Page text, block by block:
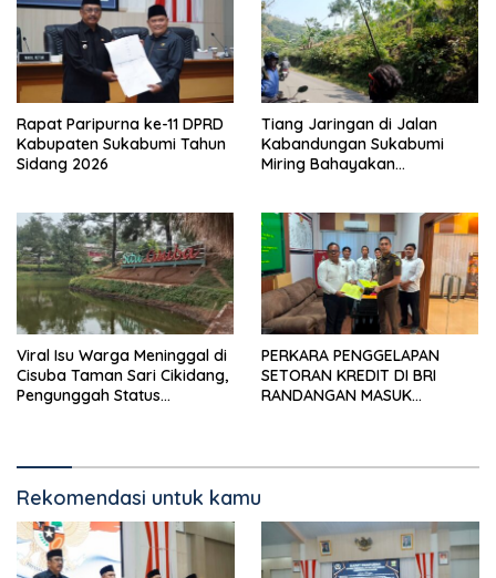
Rapat Paripurna ke-11 DPRD
Kabupaten Sukabumi Tahun
Sidang 2026
Tiang Jaringan di Jalan
Kabandungan Sukabumi
Miring Bahayakan
Viral Isu Warga Meninggal di
Cisuba Taman Sari Cikidang,
Pengunggah Status
PERKARA PENGGELAPAN
SETORAN KREDIT DI BRI
RANDANGAN MASUK
Rekomendasi untuk kamu